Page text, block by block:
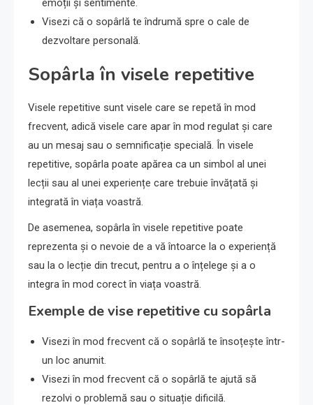
emoții și sentimente.
Visezi că o sopârlă te îndrumă spre o cale de
dezvoltare personală.
Sopârla în visele repetitive
Visele repetitive sunt visele care se repetă în mod
frecvent, adică visele care apar în mod regulat și care
au un mesaj sau o semnificație specială. În visele
repetitive, sopârla poate apărea ca un simbol al unei
lecții sau al unei experiențe care trebuie învățată și
integrată în viața voastră.
De asemenea, sopârla în visele repetitive poate
reprezenta și o nevoie de a vă întoarce la o experiență
sau la o lecție din trecut, pentru a o înțelege și a o
integra în mod corect în viața voastră.
Exemple de vise repetitive cu sopârla
Visezi în mod frecvent că o sopârlă te însoțește într-
un loc anumit.
Visezi în mod frecvent că o sopârlă te ajută să
rezolvi o problemă sau o situație dificilă.